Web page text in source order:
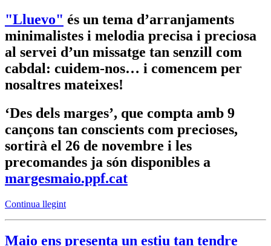
"Lluevo" és un tema d’arranjaments
minimalistes i melodia precisa i preciosa
al servei d’un missatge tan senzill com
cabdal: cuidem-nos… i comencem per
nosaltres mateixes!
‘Des dels marges’, que compta amb 9
cançons tan conscients com precioses,
sortirà el 26 de novembre i les
precomandes ja són disponibles a
margesmaio.ppf.cat
Continua llegint
Maio ens presenta un estiu tan tendre